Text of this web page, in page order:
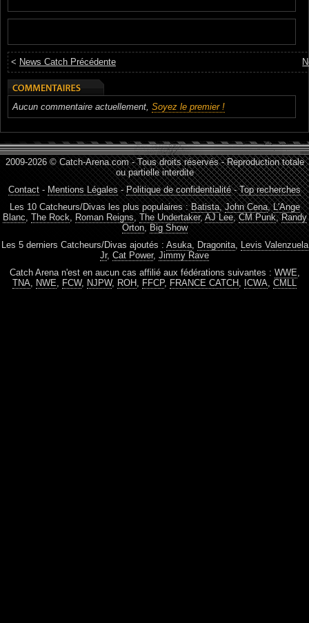
< News Catch Précédente
Aucun commentaire actuellement, Soyez le premier !
2009-2026 © Catch-Arena.com - Tous droits réservés - Reproduction totale
ou partielle interdite
Contact - Mentions Légales-Politique de confidentialité-Top recherches
Les 10 Catcheurs/Divas les plus populaires :Batista,John Cena,L'Ange
Blanc, The Rock, Roman Reigns, The Undertaker,AJ Lee,CM Punk,Randy
Orton, Big Show
Les 5 derniers Catcheurs/Divas ajoutés : Asuka, Dragonita, Levis Valenzuela
Jr, Cat Power, Jimmy Rave
Catch Arena n'est en aucun cas affilié aux fédérations suivantes : WWE,
TNA, NWE, FCW, NJPW, ROH , FFCP, FRANCE CATCH , ICWA, CMLL